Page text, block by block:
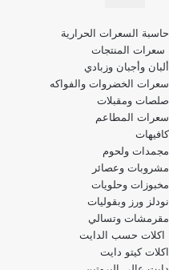
قائمة
التنقل
حاسبة السعرات الحرارية
سعرات المنتجات
ألبان وأجبان وزبادي
سعرات الخضروات والفواكه
صلصات ومقبلات
سعرات المطاعم
كافيهات
مجمدات ولحوم
مشروبات وعصائر
مخبوزات وحلويات
نودلز ورز وبقوليات
مقرمشات وتسالي
اكلات حسب الدايت
اكلات كيتو دايت